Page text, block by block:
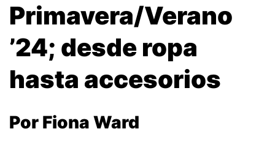
Primavera/Verano
’24; desde ropa
hasta accesorios
Por Fiona Ward